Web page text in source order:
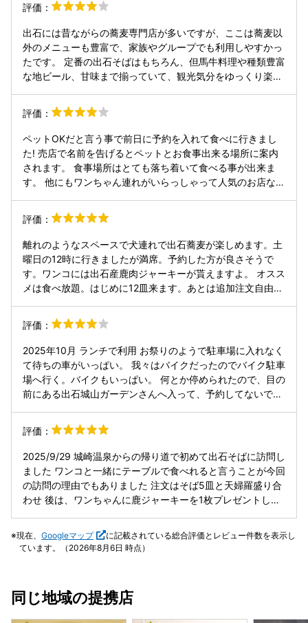
評価：
出石には昔ながらの蕎麦専門店が多いですが、ここは蕎麦以
外のメニューも豊富で、家族やグループでも利用しやすかっ
たです。 定番の出石そばはもちろん、但馬牛料理や種類豊富
な地ビール、甘味まで揃っていて、観光気分をゆっくり楽し
にゆとりがあるのも嬉しいポイント。スタッフの方も親切
で、ゆったり食事を楽しめました。 そばの食べ放題や地ビー
ルの飲み比べ、そば打ち体験もあり、また、お土産屋も併設
されています。出石城跡のすぐ近くなので、散策と合わせて
立ち寄るのにぴったりでした。
評価：
ペットOKだと言う事で前日に予約を入れて食べに行きまし
た! 売店で名前を告げるとペットとお食事出来る場所に案内
されます。 食事場所はとても落ち着いて食べる事が出来ま
す。 他にもワンちゃん連れがいらっしゃって人気のお店なん
ンポ良く配膳して下さいました。 沢山食べてお腹も一杯にな
りました。 ワンちゃんには鹿肉ジャーキーのサービスがあ
り、うちのワンコも美味しかったのか喜んで食べていたので
帰りに一袋購入しました! 沢山入っていて720円ととても安
く、地元の鹿肉と言う事でもお勧め出来ます （他の道の駅で
見かけた鹿肉ジャーキーは量も少なく1600円位していまし
評価：
離れのようなスペースで犬連れで出石蕎麦が楽しめます。土
曜日の12時に行きましたが満席。予約した方が良さそうで
す。ワンコには出石産鹿肉ジャーキーが貰えますよ。 オスス
メは食べ放題。はじめに12皿来ます。あとは追加注文自由。
評価：
2025年10月 ランチで利用 お祭りのようで駐車場に入れなく
て待ちの車がいっぱい。 我々はバイクだったのでバイク駐車
場へ行く。バイクもいっぱい。 何とか停められたので、目の
前にある出石城山ガーデンさんへ入って、予約してないです
いいよ〜とのことで入店。 周り見てみるとツアーの方が多い
ようで、クラブツーリズムとか色々な旅行会社名が予約席に
書かれている。 ここはなんか地ビールがオススメみたいで奥
にはビールの醸造設備が見える。 バイクじゃなければ飲んで
みたいなぁ。 皿そばとカレーのセット。同僚は但馬牛の定
食。 それぞれ2枚ずつ皿そば追加。 ここの蕎麦はコシが強
め。 カレー美味しいです。皿そば1枚カレーで食べてみる。
べられない食べ方なんだよねぇカレーそばなかなか美味し
い。 但馬牛の定食の方は但馬牛4枚と焼き野菜美味しかった
評価：
2025/9/29 城崎温泉からの帰り道で初めて出石そばに訪問し
ました ワンコと一緒にテーブルで食べれると言うことが今回
の訪問の理由でもありました 注文はそば5皿と天婦羅盛り合
わせ 後は、ワンちゃんに鹿ジャーキーを1枚プレゼントして
良いのか？店員さんを見かけて尋ねると愛想よくて対応して
いただきました 蕎麦はコシがあり歯応えよく美味しかったで
のでこのようなお店はリピート確定です 近くにいったときは
現在、 Googleマップ
に記載されている総合評価とレビュー件数を表示し
ています。（2026年8月6日 時点）
同じ地域の提携店